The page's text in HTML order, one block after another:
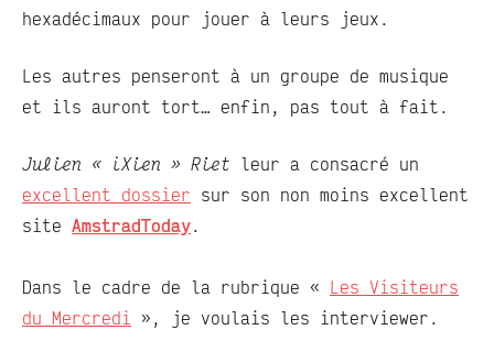
hexadécimaux pour jouer à leurs jeux.
Les autres penseront à un groupe de musique
et ils auront tort… enfin, pas tout à fait.
Julien « iXien » Riet leur a consacré un
excellent dossier sur son non moins excellent
site AmstradToday.
Dans le cadre de la rubrique « Les Visiteurs
du Mercredi
», je voulais les interviewer.